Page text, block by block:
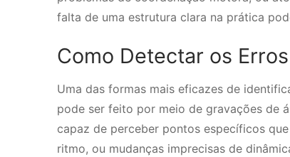
falta de uma estrutura clara na prática
Como Detectar os
Uma das formas mais eficazes de
pode ser feito por meio de gravações de
capaz de perceber pontos específicos
ritmo, ou mudanças imprecisas de